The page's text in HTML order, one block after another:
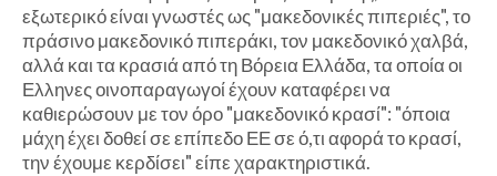
εξωτερικό είναι γνωστές ως "μακεδονικές πιπεριές", το
πράσινο μακεδονικό πιπεράκι, τον μακεδονικό χαλβά,
αλλά και τα κρασιά από τη Βόρεια Ελλάδα, τα οποία οι
Ελληνες οινοπαραγωγοί έχουν καταφέρει να
καθιερώσουν με τον όρο "μακεδονικό κρασί": "όποια
μάχη έχει δοθεί σε επίπεδο ΕΕ σε ό,τι αφορά το κρασί,
την έχουμε κερδίσει" είπε χαρακτηριστικά.